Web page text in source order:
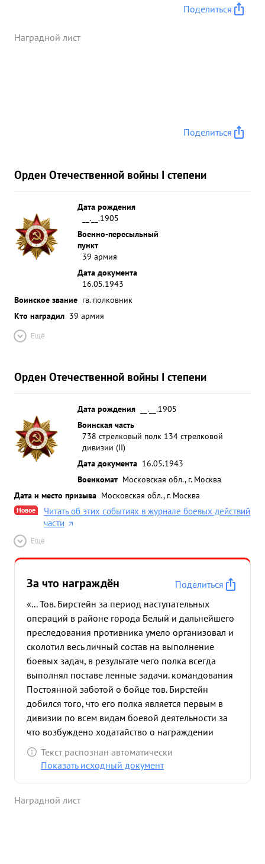
Поделиться
Наградной лист
Поделиться
Орден Отечественной войны I степени
Дата рождения
__.__.1905
Военно-пересыльный
пункт
39 армия
Дата документа
16.05.1943
Воинское звание гв. полковник
Кто наградил 39 армия
Ещё
Орден Отечественной войны I степени
Дата рождения
__.__.1905
Воинская часть
738 стрелковый полк 134 стрелковой
дивизии (II)
Дата документа 16.05.1943
Военкомат Московская обл., г. Москва
Дата и место призыва Московская обл., г. Москва
Новое
Читать об этих событиях в журнале боевых действий
части
Ещё
За что награждён
Поделиться
«... Тов. Бирстейн за период наступательных
операций в районе города Белый и дальнейшего
преследования противника умело организовал и
сколотил весь личный состав на выполнение
боевых задач, в результате чего полка всегда
выполнял поставе ленные задачи. командования
Постоянной заботой о бойце тов. Бирстейн
добился того, что его полка является первым в
дивизии по всем видам боевой деятельности за
что возбуждено ходатайство о награждении
738сп орденом и Красное Знамя" За период
наступательных операции и находясь в обороне
вражеских солдат и офицеров и много техники
Текст распознан автоматически
Показать исходный документ
Наградной лист